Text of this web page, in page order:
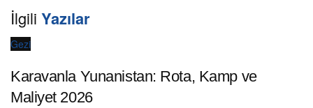
İlgili Yazılar
Gezi
Karavanla Yunanistan: Rota, Kamp ve
Maliyet 2026